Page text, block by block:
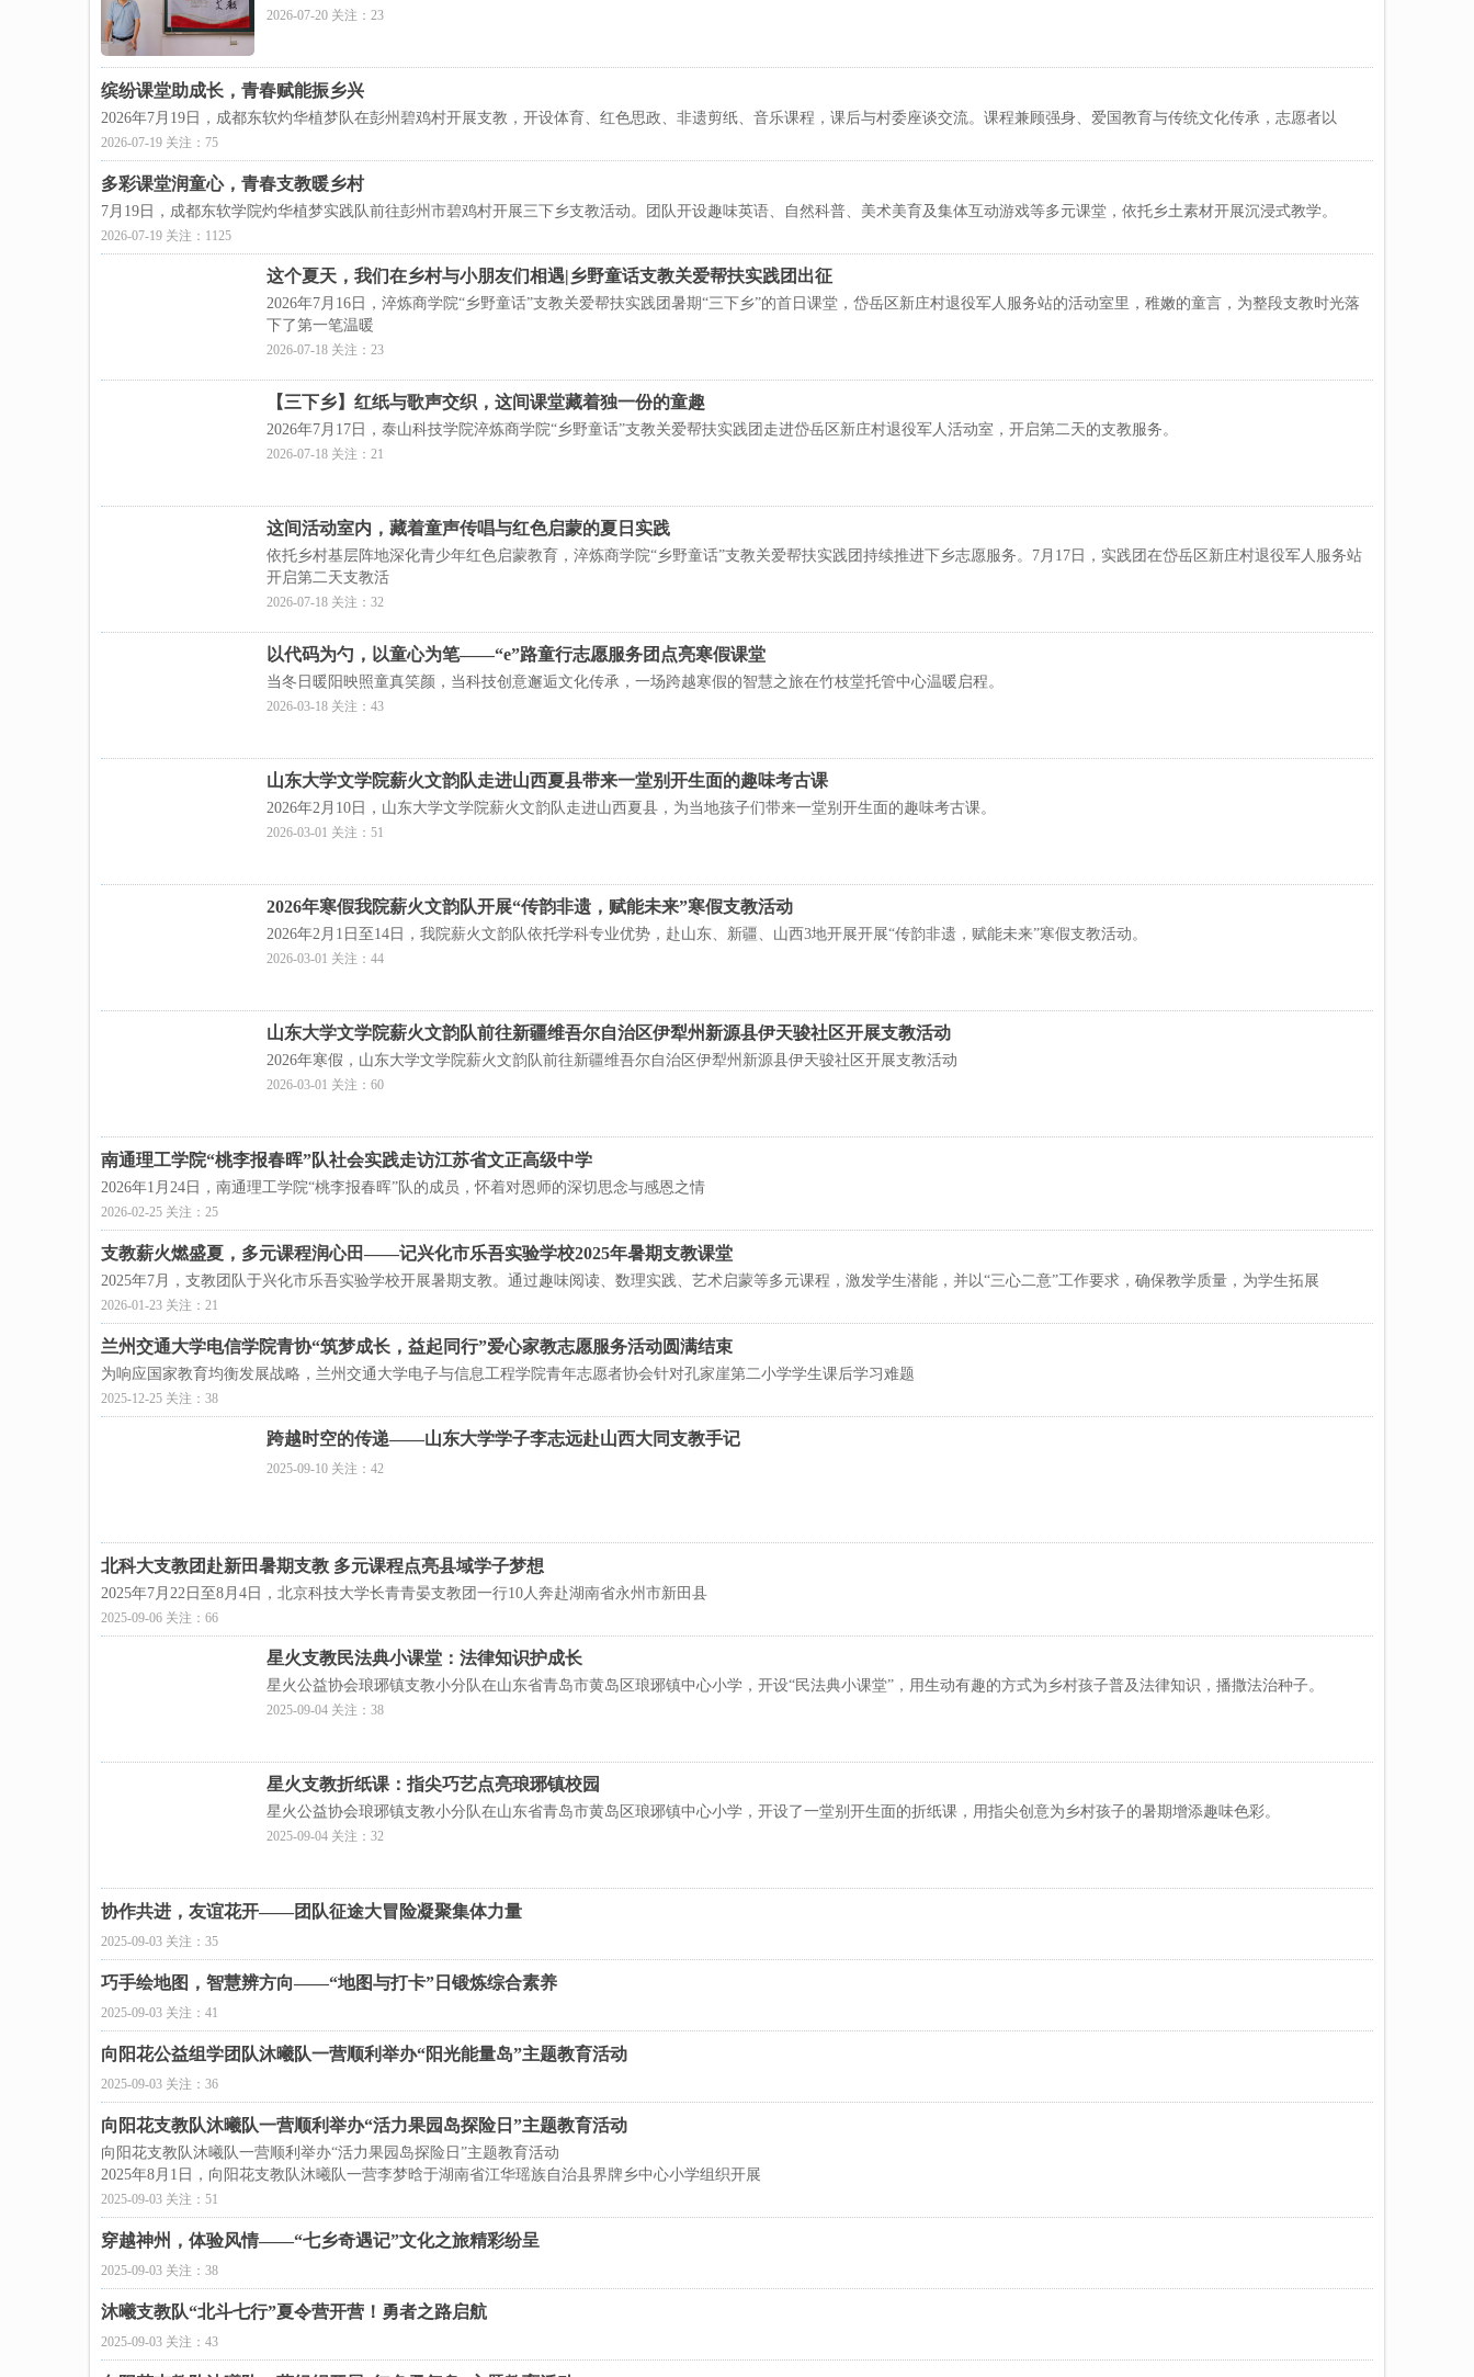
2026-07-20 关注：23
缤纷课堂助成长，青春赋能振乡兴
2026年7月19日，成都东软灼华植梦队在彭州碧鸡村开展支教，开设体育、红色思政、非遗剪纸、音乐课程，课后与村委座谈交流。课程兼顾强身、爱国教育与传统文化传承，志愿者以
2026-07-19 关注：75
多彩课堂润童心，青春支教暖乡村
7月19日，成都东软学院灼华植梦实践队前往彭州市碧鸡村开展三下乡支教活动。团队开设趣味英语、自然科普、美术美育及集体互动游戏等多元课堂，依托乡土素材开展沉浸式教学。
2026-07-19 关注：1125
这个夏天，我们在乡村与小朋友们相遇|乡野童话支教关爱帮扶实践团出征
2026年7月16日，淬炼商学院“乡野童话”支教关爱帮扶实践团暑期“三下乡”的首日课堂，岱岳区新庄村退役军人服务站的活动室里，稚嫩的童言，为整段支教时光落
下了第一笔温暖
2026-07-18 关注：23
【三下乡】红纸与歌声交织，这间课堂藏着独一份的童趣
2026年7月17日，泰山科技学院淬炼商学院“乡野童话”支教关爱帮扶实践团走进岱岳区新庄村退役军人活动室，开启第二天的支教服务。
2026-07-18 关注：21
这间活动室内，藏着童声传唱与红色启蒙的夏日实践
依托乡村基层阵地深化青少年红色启蒙教育，淬炼商学院“乡野童话”支教关爱帮扶实践团持续推进下乡志愿服务。7月17日，实践团在岱岳区新庄村退役军人服务站
开启第二天支教活
2026-07-18 关注：32
以代码为勺，以童心为笔——“e”路童行志愿服务团点亮寒假课堂
当冬日暖阳映照童真笑颜，当科技创意邂逅文化传承，一场跨越寒假的智慧之旅在竹枝堂托管中心温暖启程。
2026-03-18 关注：43
山东大学文学院薪火文韵队走进山西夏县带来一堂别开生面的趣味考古课
2026年2月10日，山东大学文学院薪火文韵队走进山西夏县，为当地孩子们带来一堂别开生面的趣味考古课。
2026-03-01 关注：51
2026年寒假我院薪火文韵队开展“传韵非遗，赋能未来”寒假支教活动
2026年2月1日至14日，我院薪火文韵队依托学科专业优势，赴山东、新疆、山西3地开展开展“传韵非遗，赋能未来”寒假支教活动。
2026-03-01 关注：44
山东大学文学院薪火文韵队前往新疆维吾尔自治区伊犁州新源县伊天骏社区开展支教活动
2026年寒假，山东大学文学院薪火文韵队前往新疆维吾尔自治区伊犁州新源县伊天骏社区开展支教活动
2026-03-01 关注：60
南通理工学院“桃李报春晖”队社会实践走访江苏省文正高级中学
2026年1月24日，南通理工学院“桃李报春晖”队的成员，怀着对恩师的深切思念与感恩之情
2026-02-25 关注：25
支教薪火燃盛夏，多元课程润心田——记兴化市乐吾实验学校2025年暑期支教课堂
2025年7月，支教团队于兴化市乐吾实验学校开展暑期支教。通过趣味阅读、数理实践、艺术启蒙等多元课程，激发学生潜能，并以“三心二意”工作要求，确保教学质量，为学生拓展
2026-01-23 关注：21
兰州交通大学电信学院青协“筑梦成长，益起同行”爱心家教志愿服务活动圆满结束
为响应国家教育均衡发展战略，兰州交通大学电子与信息工程学院青年志愿者协会针对孔家崖第二小学学生课后学习难题
2025-12-25 关注：38
跨越时空的传递——山东大学学子李志远赴山西大同支教手记
2025-09-10 关注：42
北科大支教团赴新田暑期支教 多元课程点亮县域学子梦想
2025年7月22日至8月4日，北京科技大学长青青晏支教团一行10人奔赴湖南省永州市新田县
2025-09-06 关注：66
星火支教民法典小课堂：法律知识护成长
星火公益协会琅琊镇支教小分队在山东省青岛市黄岛区琅琊镇中心小学，开设“民法典小课堂”，用生动有趣的方式为乡村孩子普及法律知识，播撒法治种子。
2025-09-04 关注：38
星火支教折纸课：指尖巧艺点亮琅琊镇校园
星火公益协会琅琊镇支教小分队在山东省青岛市黄岛区琅琊镇中心小学，开设了一堂别开生面的折纸课，用指尖创意为乡村孩子的暑期增添趣味色彩。
2025-09-04 关注：32
协作共进，友谊花开——团队征途大冒险凝聚集体力量
2025-09-03 关注：35
巧手绘地图，智慧辨方向——“地图与打卡”日锻炼综合素养
2025-09-03 关注：41
向阳花公益组学团队沐曦队一营顺利举办“阳光能量岛”主题教育活动
2025-09-03 关注：36
向阳花支教队沐曦队一营顺利举办“活力果园岛探险日”主题教育活动
向阳花支教队沐曦队一营顺利举办“活力果园岛探险日”主题教育活动
2025年8月1日，向阳花支教队沐曦队一营李梦晗于湖南省江华瑶族自治县界牌乡中心小学组织开展
2025-09-03 关注：51
穿越神州，体验风情——“七乡奇遇记”文化之旅精彩纷呈
2025-09-03 关注：38
沐曦支教队“北斗七行”夏令营开营！勇者之路启航
2025-09-03 关注：43